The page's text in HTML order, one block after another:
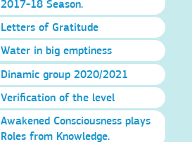
2017-18 Season.
Letters of Gratitude
Water in big emptiness
Dinamic group 2020/2021
Verification of the level
Awakened Consciousness plays
Roles from Knowledge.